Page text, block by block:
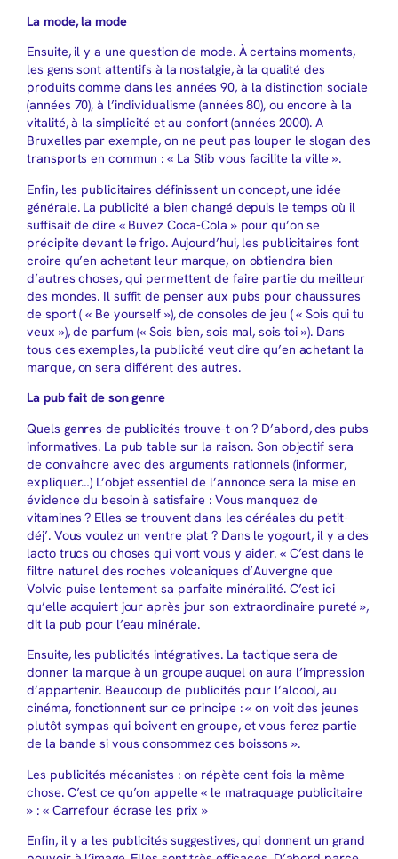
La mode, la mode
Ensuite, il y a une question de mode. À certains moments,
les gens sont attentifs à la nostalgie, à la qualité des
produits comme dans les années 90, à la distinction sociale
(années 70), à l’individualisme (années 80), ou encore à la
vitalité, à la simplicité et au confort (années 2000). A
Bruxelles par exemple, on ne peut pas louper le slogan des
transports en commun : « La Stib vous facilite la ville ».
Enfin, les publicitaires définissent un concept, une idée
générale. La publicité a bien changé depuis le temps où il
suffisait de dire « Buvez Coca-Cola » pour qu’on se
précipite devant le frigo. Aujourd’hui, les publicitaires font
croire qu’en achetant leur marque, on obtiendra bien
d’autres choses, qui permettent de faire partie du meilleur
des mondes. Il suffit de penser aux pubs pour chaussures
de sport ( « Be yourself »), de consoles de jeu ( « Sois qui tu
veux »), de parfum (« Sois bien, sois mal, sois toi »). Dans
tous ces exemples, la publicité veut dire qu’en achetant la
marque, on sera différent des autres.
La pub fait de son genre
Quels genres de publicités trouve-t-on ? D’abord, des pubs
informatives. La pub table sur la raison. Son objectif sera
de convaincre avec des arguments rationnels (informer,
expliquer…) L’objet essentiel de l’annonce sera la mise en
évidence du besoin à satisfaire : Vous manquez de
vitamines ? Elles se trouvent dans les céréales du petit-
déj’. Vous voulez un ventre plat ? Dans le yogourt, il y a des
lacto trucs ou choses qui vont vous y aider. « C’est dans le
filtre naturel des roches volcaniques d’Auvergne que
Volvic puise lentement sa parfaite minéralité. C’est ici
qu’elle acquiert jour après jour son extraordinaire pureté »,
dit la pub pour l’eau minérale.
Ensuite, les publicités intégratives. La tactique sera de
donner la marque à un groupe auquel on aura l’impression
d’appartenir. Beaucoup de publicités pour l’alcool, au
cinéma, fonctionnent sur ce principe : « on voit des jeunes
plutôt sympas qui boivent en groupe, et vous ferez partie
de la bande si vous consommez ces boissons ».
Les publicités mécanistes : on répète cent fois la même
chose. C’est ce qu’on appelle « le matraquage publicitaire
» : « Carrefour écrase les prix »
Enfin, il y a les publicités suggestives, qui donnent un grand